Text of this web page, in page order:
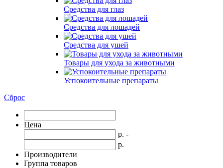
Средства для глаз
Средства для лошадей
Средства для ушей
Товары для ухода за животными
Успокоительные препараты
Сброс
Цена
р. -
р.
Производители
Группа товаров